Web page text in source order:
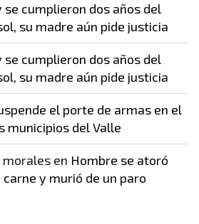
se cumplieron dos años del
su madre aún pide justicia
se cumplieron dos años del
su madre aún pide justicia
el porte de armas en el
municipios del Valle
morales en Hombre se atoró
carne y murió de un paro